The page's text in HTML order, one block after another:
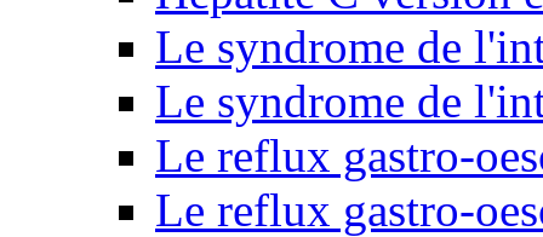
Le syndrome de
Le syndrome de
Le reflux gastro-
Le reflux gastro-